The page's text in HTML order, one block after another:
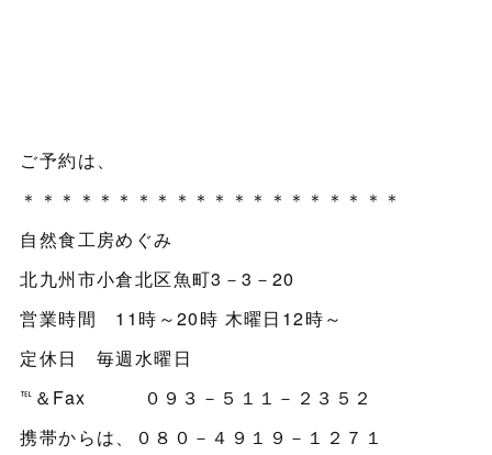
ご予約は、
＊＊＊＊＊＊＊＊＊＊＊＊＊＊＊＊＊＊＊＊
自然食工房めぐみ
北九州市小倉北区魚町3－3－20
営業時間 11時～20時 木曜日12時～
定休日 毎週水曜日
℡＆Fax ０９３－５１１－２３５２
携帯からは、０８０－４９１９－１２７１